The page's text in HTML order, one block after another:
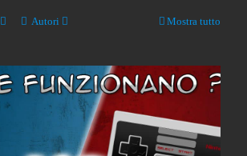
Autori Mostra tutto